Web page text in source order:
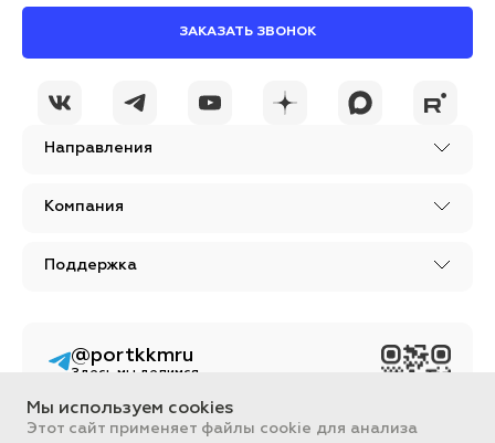
Направления
Компания
Поддержка
ЗАКАЗАТЬ ЗВОНОК
@portkkmru
Здесь мы делимся
и познавательным
контентом из мира
бизнеса
Мы используем cookies
Этот сайт применяет файлы cookie для анализа